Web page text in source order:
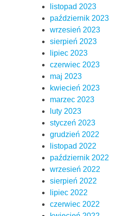
listopad 2023
październik 2023
wrzesień 2023
sierpień 2023
lipiec 2023
czerwiec 2023
maj 2023
kwiecień 2023
marzec 2023
luty 2023
styczeń 2023
grudzień 2022
listopad 2022
październik 2022
wrzesień 2022
sierpień 2022
lipiec 2022
czerwiec 2022